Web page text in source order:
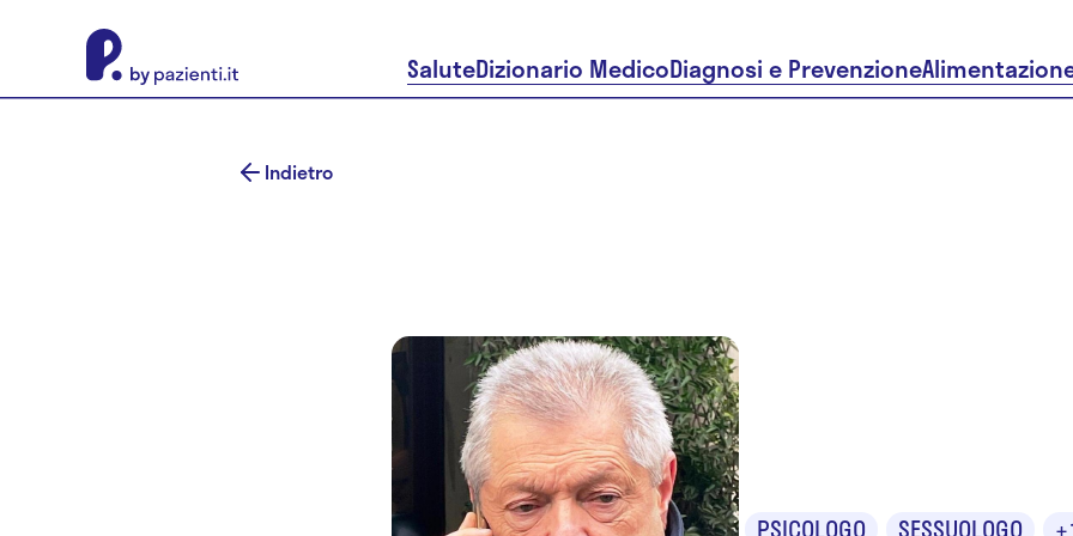
SaluteDizionario MedicoDiagnosi e Prevenzione
Indietro
PSICOLOGO SESSUOLOGO